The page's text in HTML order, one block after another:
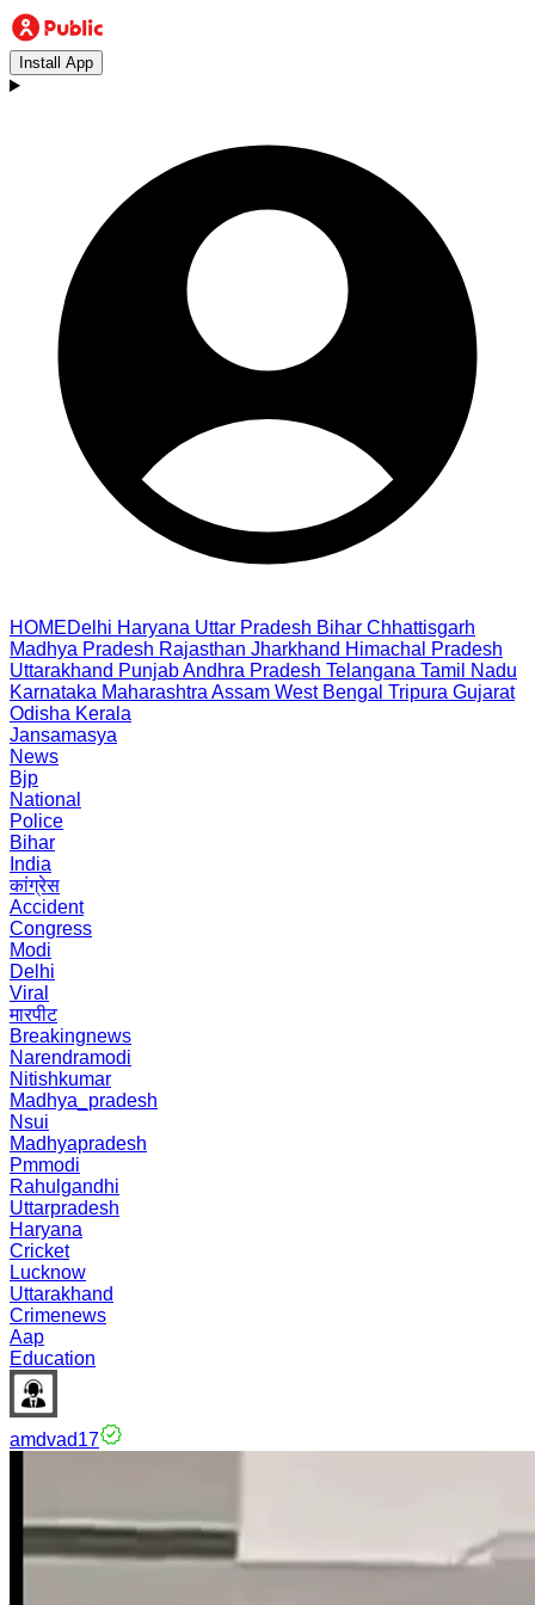
Install App
HOMEDelhi Haryana Uttar Pradesh Bihar Chhattisgarh
Madhya Pradesh Rajasthan Jharkhand Himachal Pradesh
Uttarakhand PunjabAndhra Pradesh Telangana Tamil Nadu
Karnataka Maharashtra Assam West Bengal Tripura Gujarat
Odisha Kerala
Jansamasya
News
Bjp
National
Police
Bihar
India
कांग्रेस
Accident
Congress
Modi
Delhi
Viral
मारपीट
Breakingnews
Narendramodi
Nitishkumar
Madhya_pradesh
Nsui
Madhyapradesh
Pmmodi
Rahulgandhi
Uttarpradesh
Haryana
Cricket
Lucknow
Uttarakhand
Crimenews
Aap
Education
amdvad17